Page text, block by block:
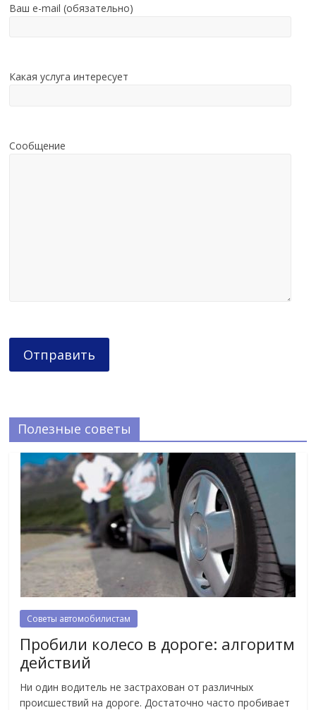
Ваш e-mail (обязательно)
Какая услуга интересует
Сообщение
Полезные советы
Советы автомобилистам
Пробили колесо в дороге: алгоритм
действий
Ни один водитель не застрахован от различных
происшествий на дороге. Достаточно часто пробивает